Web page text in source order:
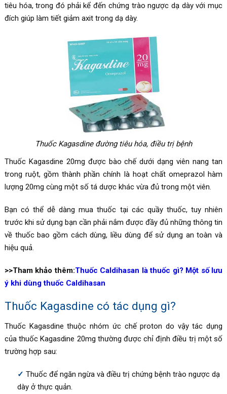
tiêu hóa, trong đó phải kể đến chứng trào ngược dạ dày với mục
đích giúp làm tiết giảm axit trong dạ dày.
Thuốc Kagasdine đường tiêu hóa, điều trị bệnh
Thuốc Kagasdine 20mg được bào chế dưới dạng viên nang tan
trong ruột, gồm thành phần chính là hoạt chất omeprazol hàm
lượng 20mg cùng một số tá dược khác vừa đủ trong một viên.
Bạn có thể dễ dàng mua thuốc tại các quầy thuốc, tuy nhiên
trước khi sử dụng bạn cần phải nắm được đầy đủ những thông tin
về thuốc bao gồm cách dùng, liều dùng để sử dụng an toàn và
hiệu quả.
>>Tham khảo thêm:Thuốc Caldihasan là thuốc gì? Một số lưu
ý khi dùng thuốc Caldihasan
Thuốc Kagasdine có tác dụng gì?
Thuốc Kagasdine thuộc nhóm ức chế proton do vậy tác dụng
của thuốc Kagasdine 20mg thường được chỉ định điều trị một số
trường hợp sau:
Thuốc để ngăn ngừa và điều trị chứng bệnh trào ngược dạ
dày ở thực quản.